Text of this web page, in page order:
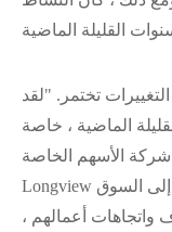
تختمر. "لقد
الماضية ، خاصة
الأسهم الخاصة
Longview العاصمة. "لقد عاد الكثير من الناس إلى السوق
أعمالهم ،